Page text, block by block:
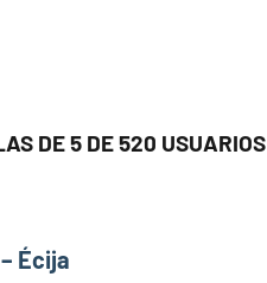
DE 5 DE 520 USUARIOS
Écija